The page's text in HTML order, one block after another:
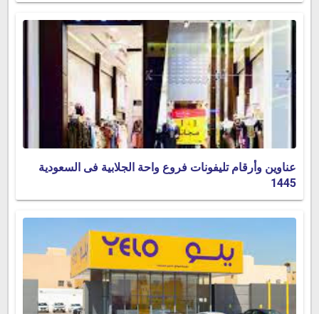
عناوين وأرقام تليفونات فروع واحة الجلابية فى السعودية
1445